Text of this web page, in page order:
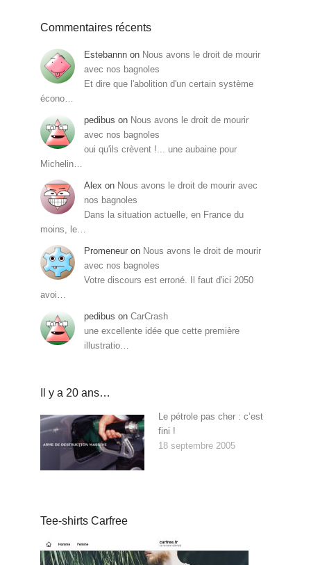
Commentaires récents
Estebannn on Nous avons le droit de mourir
avec nos bagnoles
Et dire que l'abolition d'un certain système
écono…
pedibus on Nous avons le droit de mourir
avec nos bagnoles
oui qu'ils crèvent !... une aubaine pour
Michelin…
Alex on Nous avons le droit de mourir avec
nos bagnoles
Dans la situation actuelle, en France du
moins, le…
Promeneur on Nous avons le droit de mourir
avec nos bagnoles
Votre discours est erroné. Il faut d'ici 2050
avoi…
pedibus on CarCrash
une excellente idée que cette première
illustratio…
Il y a 20 ans…
Le pétrole pas cher : c’est
fini !
18 septembre 2005
Tee-shirts Carfree